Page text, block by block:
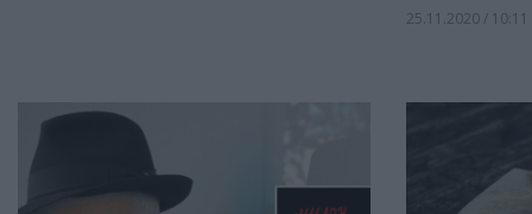
25.11.2020 / 10:11